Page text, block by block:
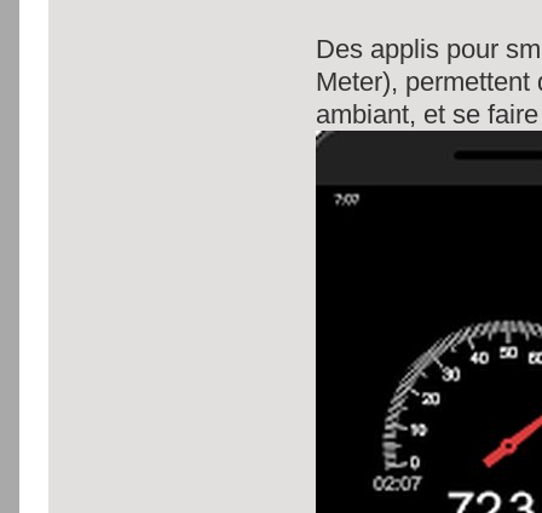
Des applis pour
Meter), permettent
ambiant, et se